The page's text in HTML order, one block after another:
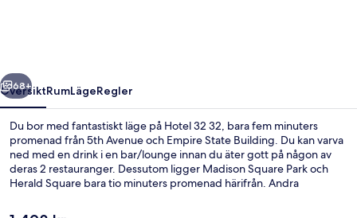
Nästa
68+
ÖversiktRumLägeRegler
Du bor med fantastiskt läge på Hotel 32 32, bara fem minuters
promenad från 5th Avenue och Empire State Building. Du kan varva
ned med en drink i en bar/lounge innan du äter gott på någon av
deras 2 restauranger. Dessutom ligger Madison Square Park och
Herald Square bara tio minuters promenad härifrån. Andra
ligger bara några steg från 33 St. Station (Park Av. S) och till 28 St.